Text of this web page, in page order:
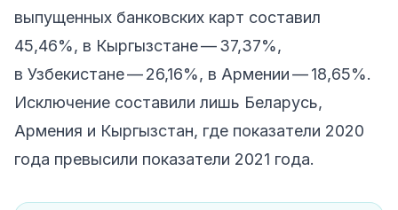
выпущенных банковских карт составил
45,46%, в Кыргызстане — 37,37%,
в Узбекистане — 26,16%, в Армении — 18,65%.
Исключение составили лишь Беларусь,
Армения и Кыргызстан, где показатели 2020
года превысили показатели 2021 года.